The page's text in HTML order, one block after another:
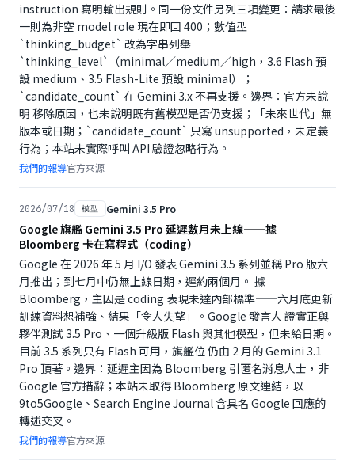
instruction 寫明輸出規則。同一份文件另列三項變更：請求最後
一則為非空 model role 現在即回 400；數值型
`thinking_budget` 改為字串列舉
`thinking_level`（minimal／medium／high，3.6 Flash 預
設 medium、3.5 Flash-Lite 預設 minimal）；
`candidate_count` 在 Gemini 3.x 不再支援。邊界：官方未說
明 移除原因，也未說明既有舊模型是否仍支援；「未來世代」無
版本或日期；`candidate_count` 只寫 unsupported，未定義
行為；本站未實際呼叫 API 驗證忽略行為。
我們的報導官方來源
2026/07/18 模型 Gemini 3.5 Pro
Google 旗艦 Gemini 3.5 Pro 延遲數月未上線——據
Bloomberg 卡在寫程式（coding）
Google 在 2026 年 5 月 I/O 發表 Gemini 3.5 系列並稱 Pro 版六
月推出；到七月中仍無上線日期，遲約兩個月。 據
Bloomberg，主因是 coding 表現未達內部標準——六月底更新
訓練資料想補強、結果「令人失望」。Google 發言人 證實正與
夥伴測試 3.5 Pro、一個升級版 Flash 與其他模型，但未給日期。
目前 3.5 系列只有 Flash 可用，旗艦位 仍由 2 月的 Gemini 3.1
Pro 頂著。邊界：延遲主因為 Bloomberg 引匿名消息人士，非
Google 官方措辭；本站未取得 Bloomberg 原文連結，以
9to5Google、Search Engine Journal 含具名 Google 回應的
轉述交叉。
我們的報導官方來源